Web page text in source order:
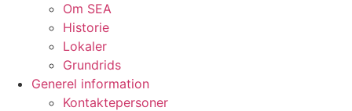
Om SEA
Historie
Lokaler
Grundrids
Generel information
Kontaktepersoner